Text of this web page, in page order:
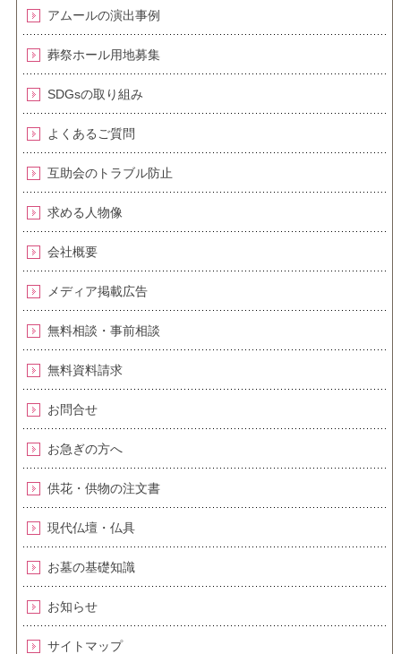
アムールの演出事例
葬祭ホール用地募集
SDGsの取り組み
よくあるご質問
互助会のトラブル防止
求める人物像
会社概要
メディア掲載広告
無料相談・事前相談
無料資料請求
お問合せ
お急ぎの方へ
供花・供物の注文書
現代仏壇・仏具
お墓の基礎知識
お知らせ
サイトマップ